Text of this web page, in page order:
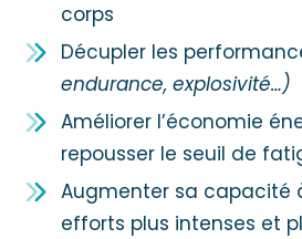
corps
Décupler les
endurance, explosivité…)
Améliorer l’économie
repousser le seuil de
Augmenter sa capacité
efforts plus intenses et